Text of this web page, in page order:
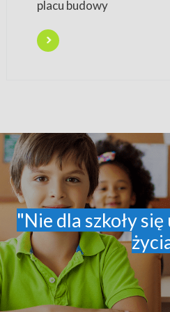
placu budowy
"Nie dla szkoły